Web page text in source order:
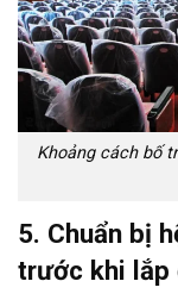
Khoảng cách bố
5. Chuẩn bị
trước khi lắp